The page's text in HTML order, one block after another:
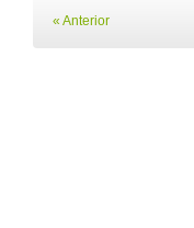
« Anterior